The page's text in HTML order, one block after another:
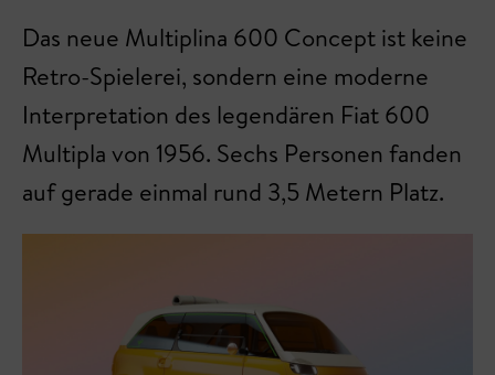
Das neue Multiplina 600 Concept ist keine
Retro-Spielerei, sondern eine moderne
Interpretation des legendären Fiat 600
Multipla von 1956. Sechs Personen fanden
auf gerade einmal rund 3,5 Metern Platz.